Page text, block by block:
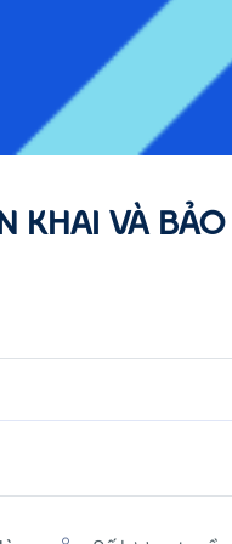
KHAI VÀ